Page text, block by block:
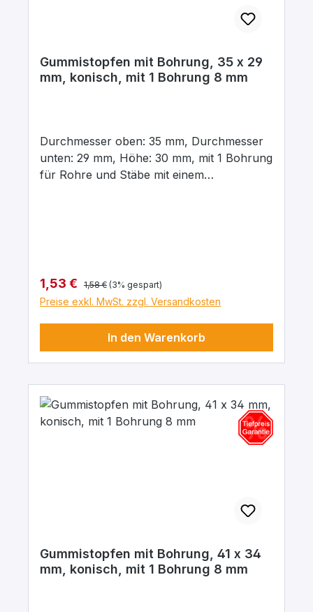
Gummistopfen mit Bohrung, 35 x 29
mm, konisch, mit 1 Bohrung 8 mm
Durchmesser oben: 35 mm, Durchmesser
unten: 29 mm, Höhe: 30 mm, mit 1 Bohrung
für Rohre und Stäbe mit einem
Verkaufspreis:
1,53 € Regulärer Preis:
1,58 € (3% gespart)
Preise exkl. MwSt. zzgl. Versandkosten
In den Warenkorb
Gummistopfen mit Bohrung, 41 x 34
mm, konisch, mit 1 Bohrung 8 mm